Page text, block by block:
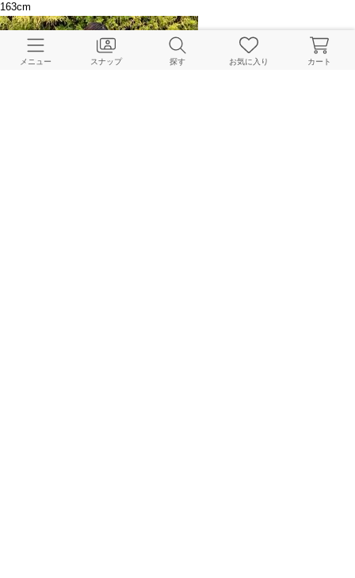
163cm
メニュー スナップ 探す お気に入り カート